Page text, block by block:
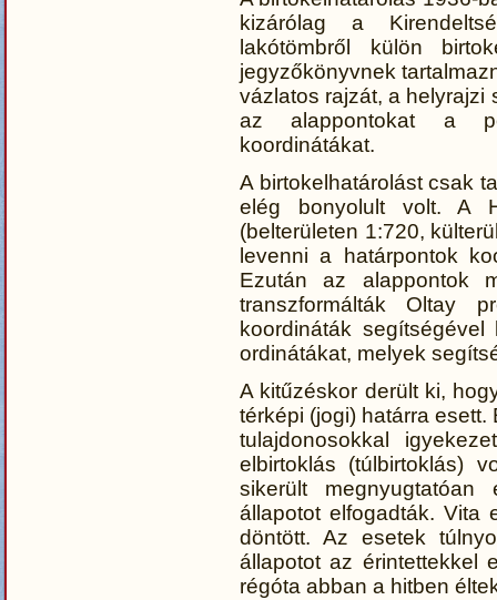
kizárólag a
lakótömbről külön
jegyzőkönyvnek
vázlatos rajzát, a helyrajzi
az alappontokat a
koordinátákat.
A birtokelhatárolást csak
elég bonyolult volt. A
(belterületen 1:720,
levenni a határpontok
Ezután az alappontok
transzformálták Oltay
koordináták
ordinátákat, melyek
A kitűzéskor derült ki,
térképi (jogi) határra
tulajdonosokkal
elbirtoklás (túlbirtoklás)
sikerült
állapotot elfogadták. Vita
döntött. Az esetek
állapotot az érintettekkel
régóta abban a hitben